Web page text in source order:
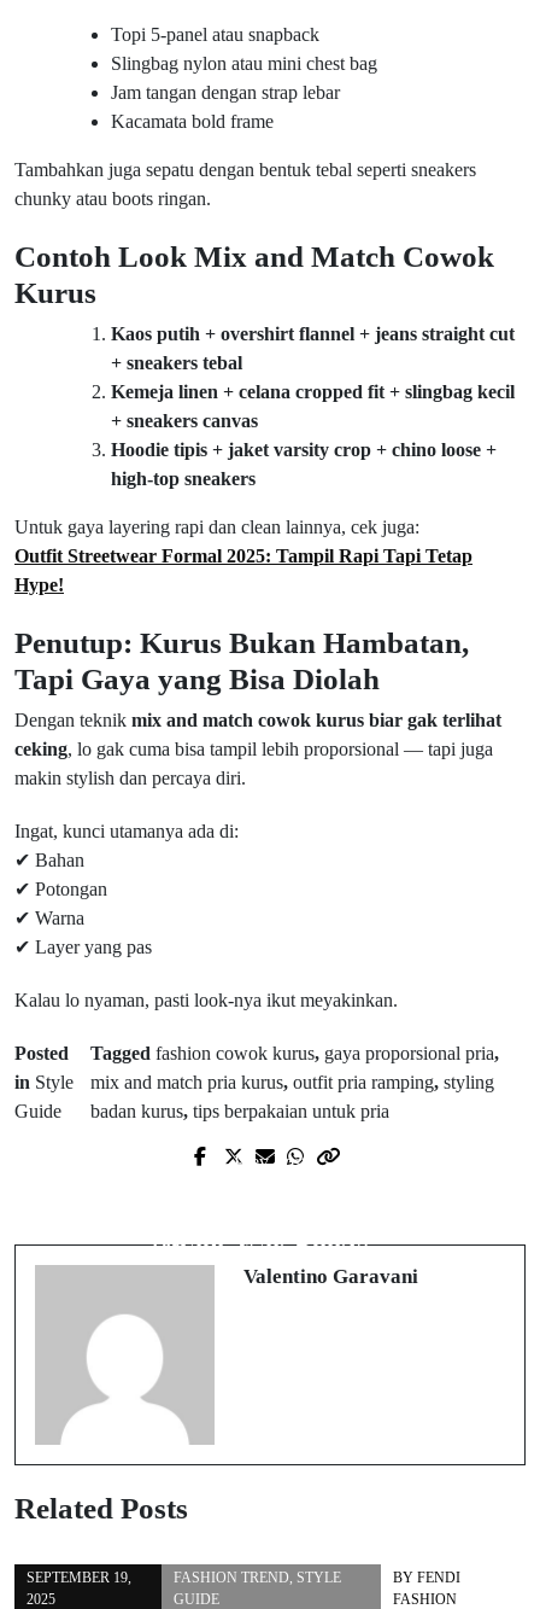
Topi 5-panel atau snapback
Slingbag nylon atau mini chest bag
Jam tangan dengan strap lebar
Kacamata bold frame
Tambahkan juga sepatu dengan bentuk tebal seperti sneakers
chunky atau boots ringan.
Contoh Look Mix and Match Cowok
Kurus
Kaos putih + overshirt flannel + jeans straight cut
+ sneakers tebal
Kemeja linen + celana cropped fit + slingbag kecil
+ sneakers canvas
Hoodie tipis + jaket varsity crop + chino loose +
high-top sneakers
Untuk gaya layering rapi dan clean lainnya, cek juga:
Outfit Streetwear Formal 2025: Tampil Rapi Tapi Tetap
Hype!
Penutup: Kurus Bukan Hambatan,
Tapi Gaya yang Bisa Diolah
Dengan teknik mix and match cowok kurus biar gak terlihat
ceking, lo gak cuma bisa tampil lebih proporsional — tapi juga
makin stylish dan percaya diri.
Ingat, kunci utamanya ada di:
✔ Bahan
✔ Potongan
✔ Warna
✔ Layer yang pas
Kalau lo nyaman, pasti look-nya ikut meyakinkan.
Posted
in Style
Guide
Taggedfashion cowok kurus, gaya proporsional pria,
mix and match pria kurus,outfit pria ramping,styling
badan kurus,tips berpakaian untuk pria
Prev Post
Rapi, Gak Bulky!
Valentino Garavani
Related Posts
SEPTEMBER 19,
2025
FASHION TREND STYLE
GUIDE
BY FENDI
FASHION